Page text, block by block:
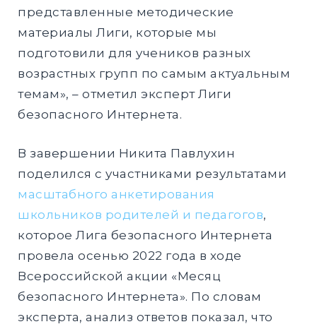
представленные методические
материалы Лиги, которые мы
подготовили для учеников разных
возрастных групп по самым актуальным
темам», – отметил эксперт Лиги
безопасного Интернета.
В завершении Никита Павлухин
поделился с участниками результатами
масштабного анкетирования
школьников родителей и педагогов,
которое Лига безопасного Интернета
провела осенью 2022 года в ходе
Всероссийской акции «Месяц
безопасного Интернета». По словам
эксперта, анализ ответов показал, что